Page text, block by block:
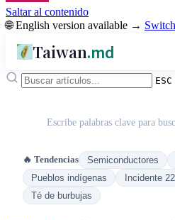
Saltar al contenido
🌐 English version available →
Taiwan.md
ESC
Escribe palabras clave para
🔥 Tendencias Semiconductores
Pueblos indígenas
Incidente
Té de burbujas